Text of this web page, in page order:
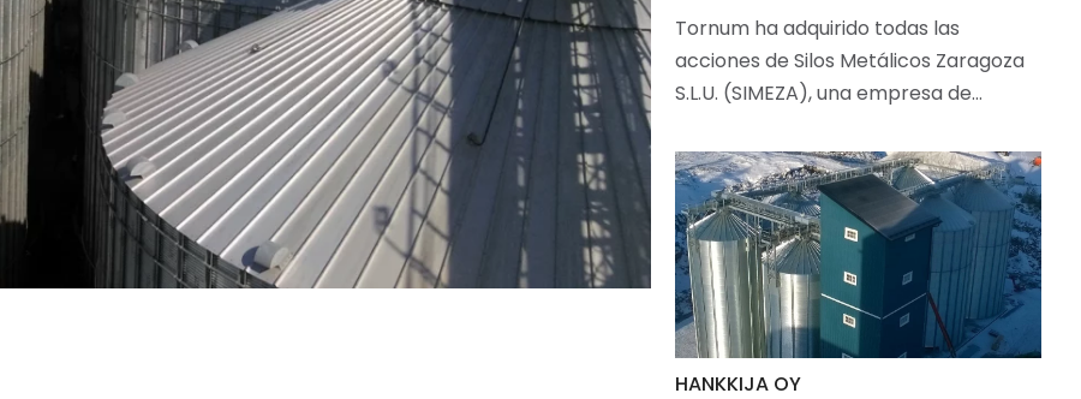
Tornum ha adquirido todas las
acciones de Silos Metálicos Zaragoza
S.L.U. (SIMEZA), una empresa de…
HANKKIJA OY